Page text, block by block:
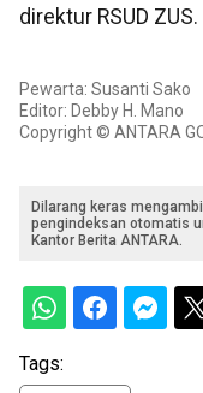
direktur RSUD ZUS.
Pewarta: Susanti Sako
Editor: Debby H. Mano
Copyright © ANTARA
Dilarang keras
pengindeksan otomatis
Kantor Berita ANTARA.
Tags: